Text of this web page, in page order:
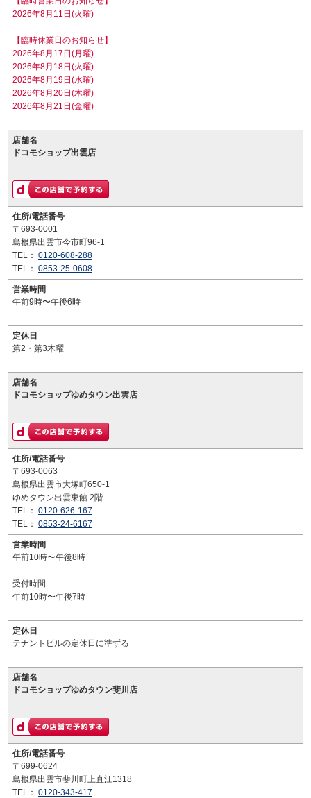
2026年8月11日(火曜)
【臨時休業日のお知らせ】
2026年8月17日(月曜)
2026年8月18日(火曜)
2026年8月19日(水曜)
2026年8月20日(木曜)
2026年8月21日(金曜)
店舗名
ドコモショップ出雲店
住所/電話番号
〒693-0001
島根県出雲市今市町96-1
TEL： 0120-608-288
TEL： 0853-25-0608
営業時間
午前9時〜午後6時
定休日
第2・第3木曜
店舗名
ドコモショップゆめタウン出雲店
住所/電話番号
〒693-0063
島根県出雲市大塚町650-1
ゆめタウン出雲東館 2階
TEL： 0120-626-167
TEL： 0853-24-6167
営業時間
午前10時〜午後8時
受付時間
午前10時〜午後7時
定休日
テナントビルの定休日に準ずる
店舗名
ドコモショップゆめタウン斐川店
住所/電話番号
〒699-0624
島根県出雲市斐川町上直江1318
TEL： 0120-343-417